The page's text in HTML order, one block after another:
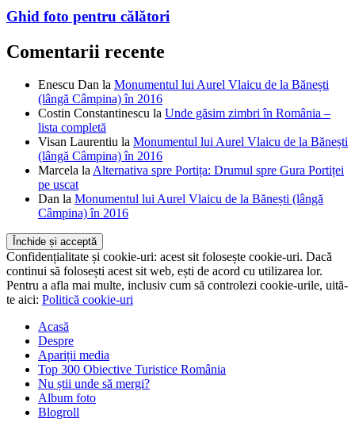
Ghid foto pentru călători
Comentarii recente
Enescu Dan la Monumentul lui Aurel Vlaicu de la Bănești
(lângă Câmpina) în 2016
Costin Constantinescu la Unde găsim zimbri în România –
lista completă
Visan Laurentiu la Monumentul lui Aurel Vlaicu de la Bănești
(lângă Câmpina) în 2016
Marcela laAlternativa spre Portița: Drumul spre Gura Portiței
pe uscat
Dan la Monumentul lui Aurel Vlaicu de la Bănești (lângă
Câmpina) în 2016
Confidențialitate și cookie-uri: acest sit folosește cookie-uri. Dacă
continui să folosești acest sit web, ești de acord cu utilizarea lor.
Pentru a afla mai multe, inclusiv cum să controlezi cookie-urile, uită-
te aici: Politică cookie-uri
Acasă
Despre
Apariții media
Top 300 Obiective Turistice România
Nu știi unde să mergi?
Album foto
Blogroll